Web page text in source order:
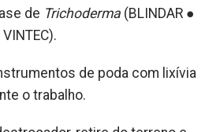
de Trichoderma (BLINDAR ●
de poda com lixívia
o trabalho.